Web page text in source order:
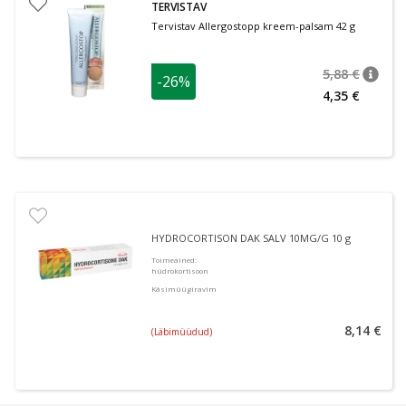
TERVISTAV
Tervistav Allergostopp kreem-palsam 42 g
-26% 5,88 €
4,35 €
HYDROCORTISON DAK SALV 10MG/G 10 g
Toimeained:
hüdrokortisoon
Käsimüügiravim
(Läbimüüdud) 8,14 €